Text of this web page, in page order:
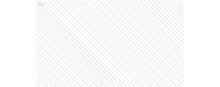
Ads